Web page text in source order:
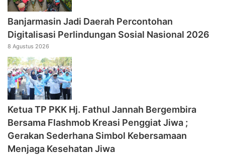
Banjarmasin Jadi Daerah Percontohan
Digitalisasi Perlindungan Sosial Nasional 2026
8 Agustus 2026
‎Ketua TP PKK Hj. Fathul Jannah Bergembira
Bersama Flashmob Kreasi Penggiat Jiwa ;
Gerakan Sederhana Simbol Kebersamaan
Menjaga Kesehatan Jiwa